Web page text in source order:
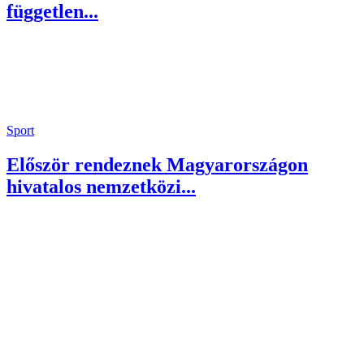
független...
Sport
Először rendeznek Magyarországon
hivatalos nemzetközi...